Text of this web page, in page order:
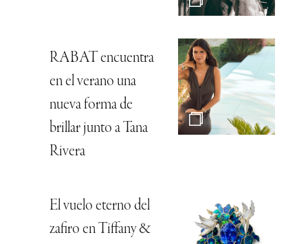
RABAT encuentra
en el verano una
nueva forma de
brillar junto a Tana
Rivera
El vuelo eterno del
zafiro en Tiffany &